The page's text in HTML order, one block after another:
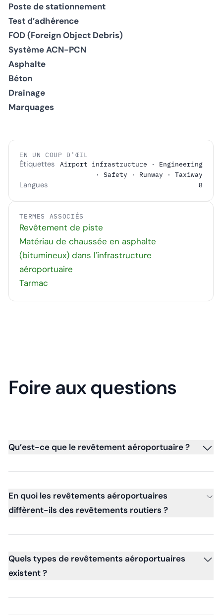
Poste de stationnement
Test d’adhérence
FOD (Foreign Object Debris)
Système ACN-PCN
Asphalte
Béton
Drainage
Marquages
EN UN COUP D'ŒIL
Étiquettes
Airport infrastructure · Engineering
· Safety · Runway · Taxiway
Langues 8
TERMES ASSOCIÉS
Revêtement de piste
Matériau de chaussée en asphalte
(bitumineux) dans l'infrastructure
aéroportuaire
Tarmac
Foire aux questions
Qu’est-ce que le revêtement aéroportuaire ?
En quoi les revêtements aéroportuaires
diffèrent-ils des revêtements routiers ?
Quels types de revêtements aéroportuaires
existent ?